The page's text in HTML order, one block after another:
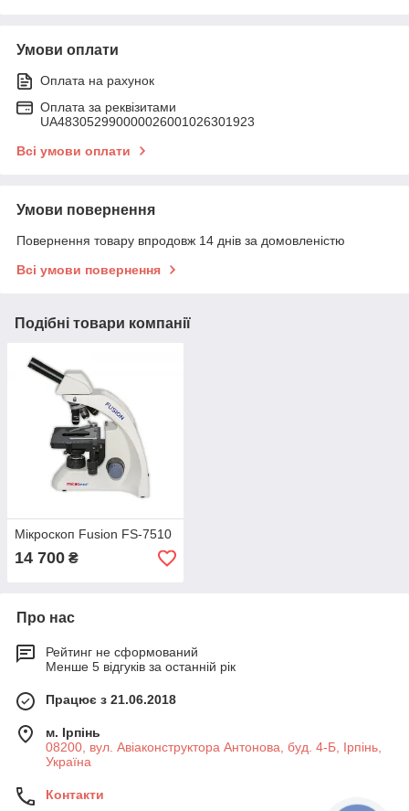
Умови оплати
Оплата на рахунок
Оплата за реквізитами
UA483052990000026001026301923
Всі умови оплати
Умови повернення
Повернення товару впродовж 14 днів за домовленістю
Всі умови повернення
Подібні товари компанії
Мікроскоп Fusion FS-7510
14 700 ₴
Про нас
Рейтинг не сформований
Менше 5 відгуків за останній рік
Працює з 21.06.2018
м. Ірпінь
08200, вул. Авіаконструктора Антонова, буд. 4-Б, Ірпінь,
Україна
Контакти